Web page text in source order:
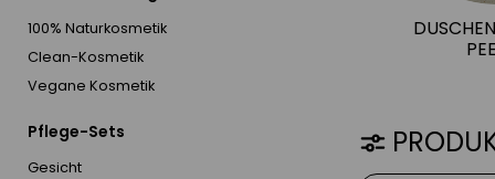
100% Naturkosmetik
Clean-Kosmetik
Vegane Kosmetik
Pflege-Sets
Gesicht